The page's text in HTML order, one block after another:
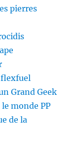
pierres
flexfuel
Grand Geek
monde PP
de la